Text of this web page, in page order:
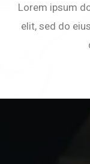
Lorem ipsum
elit, sed do